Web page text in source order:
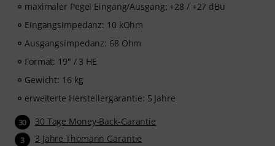
maximaler Pegel Eingang/Ausgang: +28 / +27 dBu
Eingangsimpedanz: 10 kOhm
Ausgangsimpedanz: 68 Ohm
Format: 19" / 3 HE
Gewicht: 16 kg
erweiterte Herstellergarantie: 5 Jahre
30 30 Tage Money-Back-Garantie
3 3 Jahre Thomann Garantie